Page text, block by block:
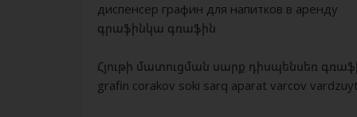
диспенсер графин для напитков в аренду
գրաֆինկա գռաֆին
Հյութի մատուցման սարք դիսպենսեռ
grafin corakov soki sarq aparat varcov